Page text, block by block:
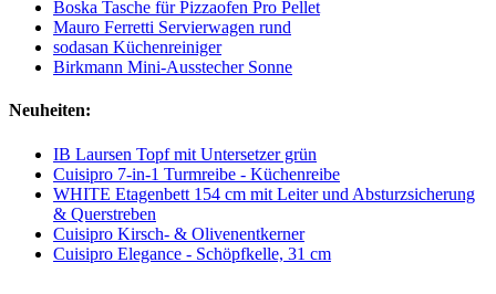
Boska Tasche für Pizzaofen Pro Pellet
Mauro Ferretti Servierwagen rund
sodasan Küchenreiniger
Birkmann Mini-Ausstecher Sonne
Neuheiten:
IB Laursen Topf mit Untersetzer grün
Cuisipro 7-in-1 Turmreibe - Küchenreibe
WHITE Etagenbett 154 cm mit Leiter und Absturzsicherung
& Querstreben
Cuisipro Kirsch- & Olivenentkerner
Cuisipro Elegance - Schöpfkelle, 31 cm